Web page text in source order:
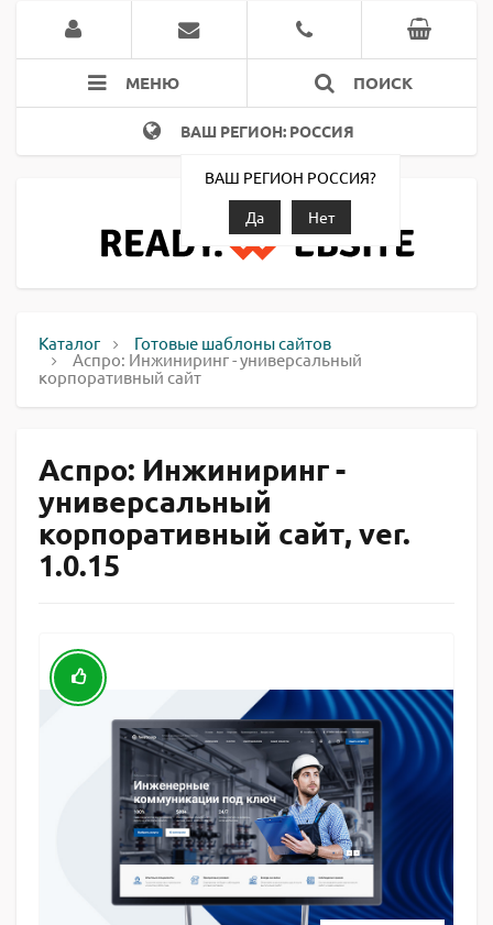
МЕНЮ ПОИСК
ВАШ РЕГИОН: РОССИЯ
ВАШ РЕГИОН РОССИЯ?
Да
Нет
Каталог Готовые шаблоны сайтов
Аспро: Инжиниринг - универсальный
корпоративный сайт
Аспро: Инжиниринг -
универсальный
корпоративный сайт, ver.
1.0.15